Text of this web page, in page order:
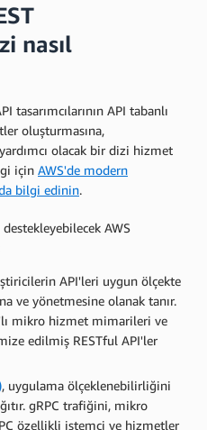
nasıl
tasarımcılarının API tabanlı
oluşturmasına,
olacak bir dizi hizmet
için AWS'de modern
bilgi edinin.
AWS
API'leri uygun ölçekte
ve yönetmesine olanak tanır.
mikro hizmet mimarileri ve
edilmiş RESTful API'ler
, uygulama ölçeklenebilirliğini
gRPC trafiğini, mikro
özellikli istemci ve hizmetler